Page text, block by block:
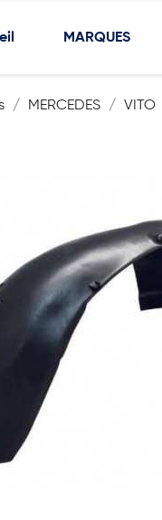
MARQUES
MERCEDES VITO